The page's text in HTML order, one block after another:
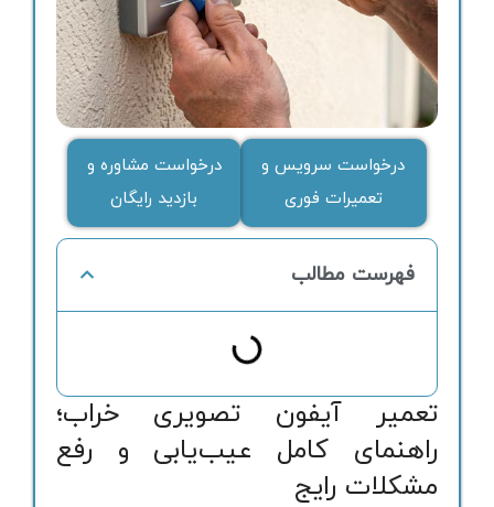
درخواست سرویس و
تعمیرات فوری
درخواست مشاوره و
بازدید رایگان
فهرست مطالب
تعمیر آیفون تصویری خراب؛
راهنمای کامل عیب‌یابی و رفع
مشکلات رایج